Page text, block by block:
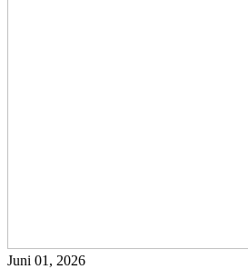
Juni 01, 2026